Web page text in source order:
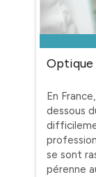
Optique
En
dessous
se sont
pérenne